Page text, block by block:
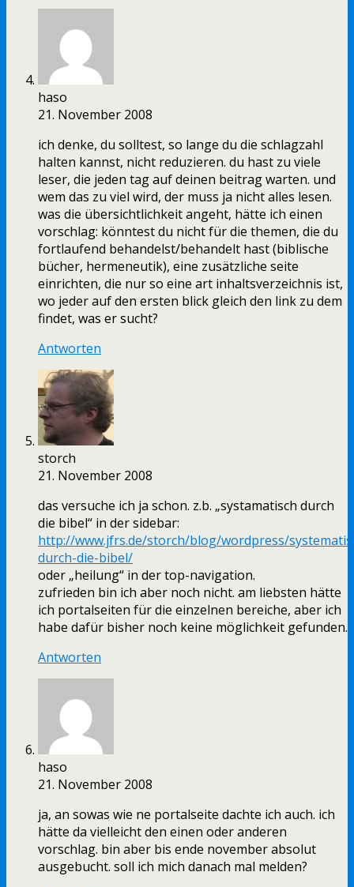
haso
21. November 2008
ich denke, du solltest, so lange du die schlagzahl
halten kannst, nicht reduzieren. du hast zu viele
leser, die jeden tag auf deinen beitrag warten. und
wem das zu viel wird, der muss ja nicht alles lesen.
was die übersichtlichkeit angeht, hätte ich einen
vorschlag: könntest du nicht für die themen, die du
fortlaufend behandelst/behandelt hast (biblische
bücher, hermeneutik), eine zusätzliche seite
einrichten, die nur so eine art inhaltsverzeichnis ist,
wo jeder auf den ersten blick gleich den link zu dem
findet, was er sucht?
Antworten
storch
21. November 2008
das versuche ich ja schon. z.b. „systamatisch durch
die bibel“ in der sidebar:
http://www.jfrs.de/storch/blog/wordpress/
durch-die-bibel/
oder „heilung“ in der top-navigation.
zufrieden bin ich aber noch nicht. am liebsten hätte
ich portalseiten für die einzelnen bereiche, aber ich
habe dafür bisher noch keine möglichkeit gefunden.
Antworten
haso
21. November 2008
ja, an sowas wie ne portalseite dachte ich auch. ich
hätte da vielleicht den einen oder anderen
vorschlag. bin aber bis ende november absolut
ausgebucht. soll ich mich danach mal melden?